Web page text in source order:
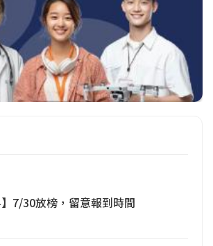
】7/30放榜，留意報到時間